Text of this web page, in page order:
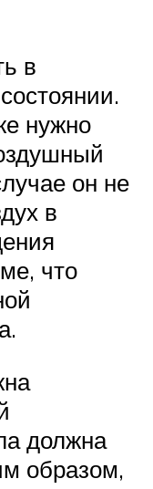
в
нужно
он не
в
что
должна
образом,